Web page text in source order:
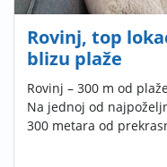
Rovinj, top
blizu plaže
Rovinj – 300 m od
Na jednoj od
300 metara od